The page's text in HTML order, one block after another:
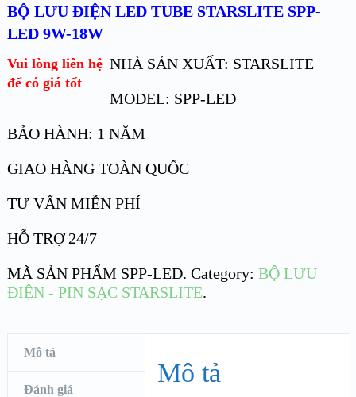
BỘ LƯU ĐIỆN LED TUBE STARSLITE SPP-
LED 9W-18W
Vui lòng liên hệ
để có giá tốt
NHÀ SẢN XUẤT: STARSLITE
MODEL: SPP-LED
BẢO HÀNH: 1 NĂM
GIAO HÀNG TOÀN QUỐC
TƯ VẤN MIỄN PHÍ
HỖ TRỢ 24/7
MÃ SẢN PHẨM SPP-LED. Category: BỘ LƯU
ĐIỆN - PIN SẠC STARSLITE.
Mô tả
Đánh giá
Mô tả